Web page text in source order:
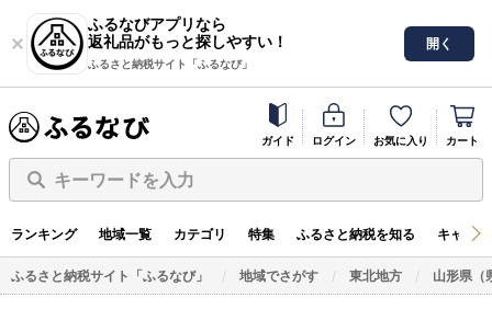
ふるなびアプリなら
返礼品がもっと探しやすい！
ふるさと納税サイト「ふるなび」
開く
ガイド ログイン お気に入り カート
キーワードを入力
ランキング 地域一覧 カテゴリ 特集 ふるさと納税を知る キャン
ふるさと納税サイト「ふるなび」 地域でさがす 東北地方 山形県（